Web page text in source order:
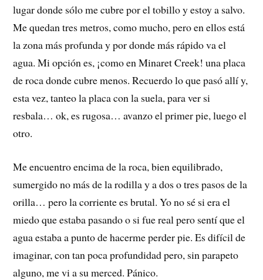
lugar donde sólo me cubre por el tobillo y estoy a salvo.
Me quedan tres metros, como mucho, pero en ellos está
la zona más profunda y por donde más rápido va el
agua. Mi opción es, ¡como en Minaret Creek! una placa
de roca donde cubre menos. Recuerdo lo que pasó allí y,
esta vez, tanteo la placa con la suela, para ver si
resbala… ok, es rugosa… avanzo el primer pie, luego el
otro.
Me encuentro encima de la roca, bien equilibrado,
sumergido no más de la rodilla y a dos o tres pasos de la
orilla… pero la corriente es brutal. Yo no sé si era el
miedo que estaba pasando o si fue real pero sentí que el
agua estaba a punto de hacerme perder pie. Es difícil de
imaginar, con tan poca profundidad pero, sin parapeto
alguno, me vi a su merced. Pánico.